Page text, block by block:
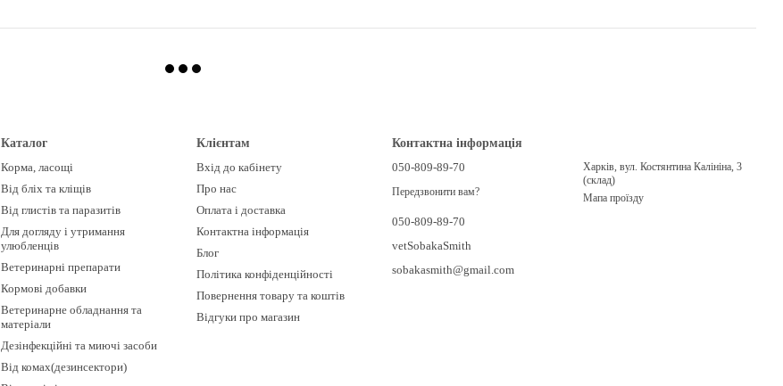
Каталог
Корма, ласощі
Від бліх та кліщів
Від глистів та паразитів
Для догляду і утримання
улюбленців
Ветеринарні препарати
Кормові добавки
Ветеринарне обладнання та
матеріали
Дезінфекційні та миючі засоби
Від комах(дезинсектори)
Клієнтам
Вхід до кабінету
Про нас
Оплата і доставка
Контактна інформація
Блог
Політика конфіденційності
Повернення товару та коштів
Відгуки про магазин
Контактна інформація
050-809-89-70
Передзвонити вам?
050-809-89-70
vetSobakaSmith
sobakasmith@gmail.com
Харків, вул. Костянтина Калініна, 3
(склад)
Мапа проїзду